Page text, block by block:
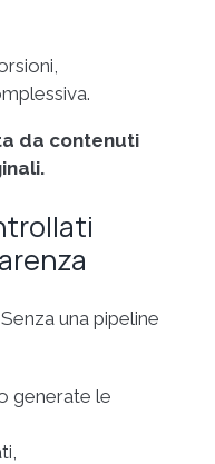
da contenuti
una pipeline
generate le